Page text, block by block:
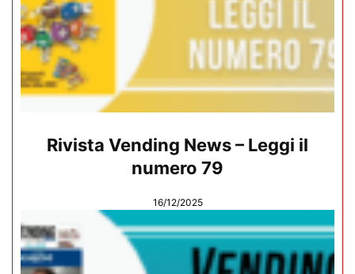
Rivista Vending News – Leggi il
numero 79
16/12/2025